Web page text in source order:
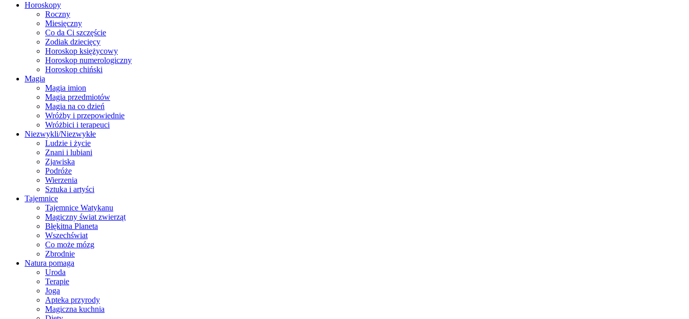
Horoskopy
Roczny
Miesięczny
Co da Ci szczęście
Zodiak dziecięcy
Horoskop księżycowy
Horoskop numerologiczny
Horoskop chiński
Magia
Magia imion
Magia przedmiotów
Magia na co dzień
Wróżby i przepowiednie
Wróżbici i terapeuci
Niezwykli/Niezwykłe
Ludzie i życie
Znani i lubiani
Zjawiska
Podróże
Wierzenia
Sztuka i artyści
Tajemnice
Tajemnice Watykanu
Magiczny świat zwierząt
Błękitna Planeta
Wszechświat
Co może mózg
Zbrodnie
Natura pomaga
Uroda
Terapie
Joga
Apteka przyrody
Magiczna kuchnia